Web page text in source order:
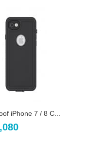
iPhone 7 / 8 C...